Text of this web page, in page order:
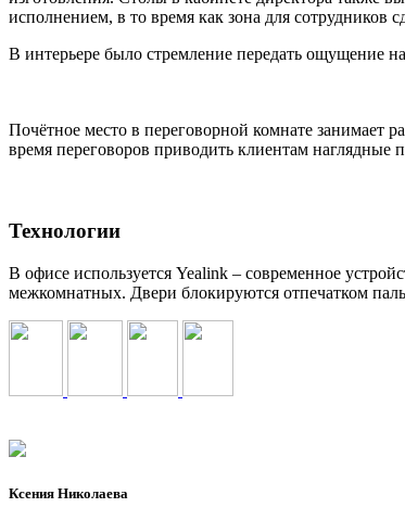
исполнением, в то время как зона для сотрудников
В интерьере было стремление передать ощущение
Почётное место в переговорной комнате занимает
время переговоров приводить клиентам наглядные
Технологии
В офисе используется Yealink – современное
межкомнатных. Двери блокируются отпечатком
Ксения Николаева